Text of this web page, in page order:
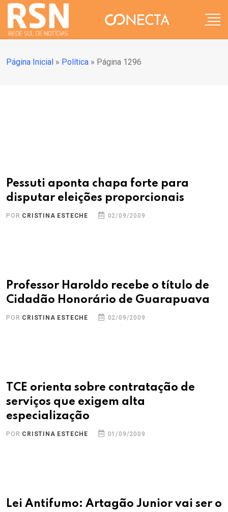
Página Inicial » Política » Página 1296
Pessuti aponta chapa forte para
disputar eleições proporcionais
POR CRISTINA ESTECHE 02/09/2009
Professor Haroldo recebe o título de
Cidadão Honorário de Guarapuava
POR CRISTINA ESTECHE 02/09/2009
TCE orienta sobre contratação de
serviços que exigem alta
especialização
POR CRISTINA ESTECHE 01/09/2009
Lei Antifumo: Artagão Junior vai ser o